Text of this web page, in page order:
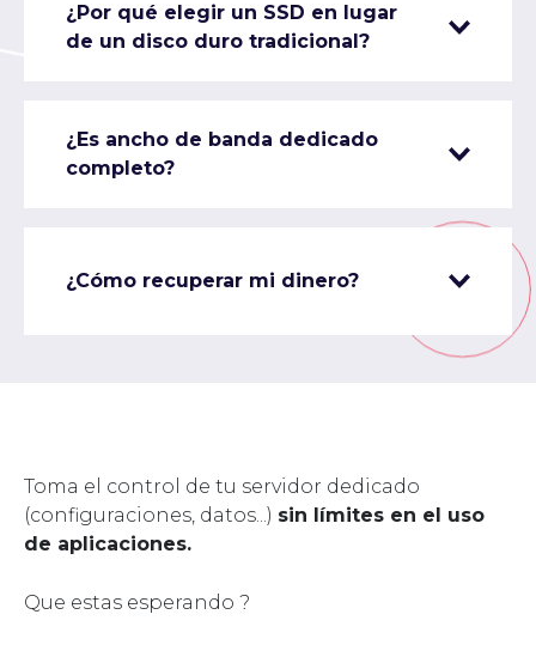
¿Por qué elegir un SSD en lugar
de un disco duro tradicional?
¿Es ancho de banda dedicado
completo?
¿Cómo recuperar mi dinero?
Toma el control de tu servidor dedicado
(configuraciones, datos...) sin límites en el uso
de aplicaciones.
Que estas esperando ?